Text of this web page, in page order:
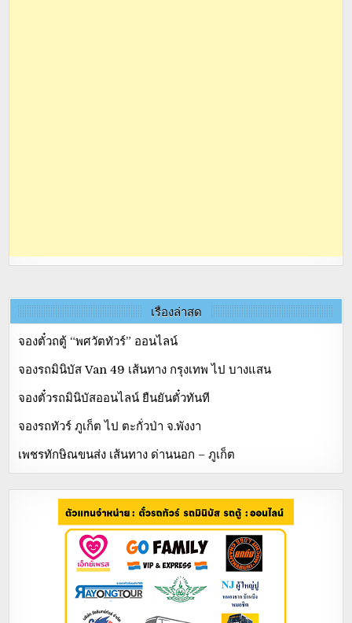
เรื่องล่าสุด
จองตั๋วถตู้ “พศวัตทัวร์” ออนไลน์
จองรถมินิบัส Van 49 เส้นทาง กรุงเทพ ไป บางแสน
จองตั๋วรถมินิบัสออนไลน์ ยืนยันตั๋วทันที
จองรถทัวร์ ภูเก็ต ไป ตะกั่วป่า จ.พังงา
เพชรทักษิณขนส่ง เส้นทาง ด่านนอก – ภูเก็ต